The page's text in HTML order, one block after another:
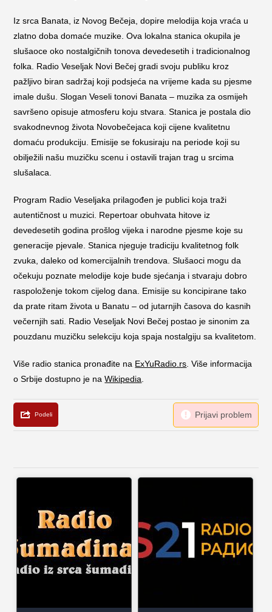
Iz srca Banata, iz Novog Bečeja, dopire melodija koja vraća u
zlatno doba domaće muzike. Ova lokalna stanica okupila je
slušaoce oko nostalgičnih tonova devedesetih i tradicionalnog
folka. Radio Veseljak Novi Bečej gradi svoju publiku kroz
pažljivo biran sadržaj koji podsjeća na vrijeme kada su pjesme
imale dušu. Slogan Veseli tonovi Banata – muzika za osmijeh
savršeno opisuje atmosferu koju stvara. Stanica je postala dio
svakodnevnog života Novobečejaca koji cijene kvalitetnu
domaću produkciju. Emisije se fokusiraju na periode koji su
obilježili našu muzičku scenu i ostavili trajan trag u srcima
slušalaca.
Program Radio Veseljaka prilagođen je publici koja traži
autentičnost u muzici. Repertoar obuhvata hitove iz
devedesetih godina prošlog vijeka i narodne pjesme koje su
generacije pjevale. Stanica njeguje tradiciju kvalitetnog folk
zvuka, daleko od komercijalnih trendova. Slušaoci mogu da
očekuju poznate melodije koje bude sjećanja i stvaraju dobro
raspoloženje tokom cijelog dana. Emisije su koncipirane tako
da prate ritam života u Banatu – od jutarnjih časova do kasnih
večernjih sati. Radio Veseljak Novi Bečej postao je sinonim za
pouzdanu muzičku selekciju koja spaja nostalgiju sa kvalitetom.
Više radio stanica pronađite na ExYuRadio.rs . Više informacija
o Srbije dostupno je naWikipedia